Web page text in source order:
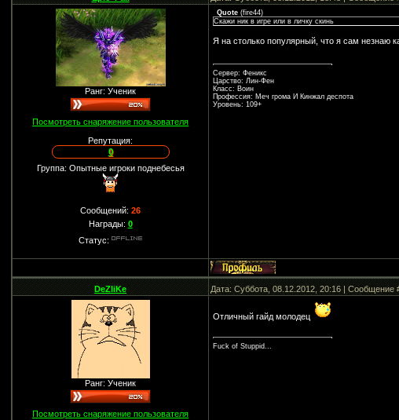
Ранг: Ученик
Посмотреть снаряжение пользователя
Репутация:
0
Группа: Опытные игроки поднебесья
Сообщений:26
Награды: 0
Статус:
Quote (fire44)
Скажи ник в игре или в личку скинь
Я на столько популярный, что я сам незнаю
Сервер: Феникс
Царство: Лин-Фен
Класс: Воин
Профессия: Меч грома И Кинжал деспота
Уровень: 109+
DeZliKe Дата: Суббота, 08.12.2012, 20:16 | Сообщение
Ранг: Ученик
Посмотреть снаряжение пользователя
Отличный гайд молодец
Fuck of Stuppid...